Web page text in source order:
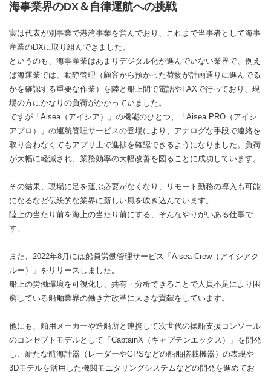
海事業界のDX＆自律運航への挑戦
実は代表が別事業で港湾事業を営んでおり、これまで当事者として海事
産業のDXに取り組んできました。
というのも、海事産業はあまりデジタル化が進んでいない業界で、例え
ば海運業では、動静管理（顧客から預かった荷物が計画通りに進んでる
かを確認する重要な作業）を陸と船上間で電話やFAXで行っており、現
場の方にかなりの負荷がかかっていました。
ですが「Aisea（アイシア）」の機能のひとつ、「Aisea PRO（アイシ
アプロ）」の運航管理サービスの登場により、アナログな手段で連絡を
取り合わなくてもアプリ上で進捗を確認できるようになりました。負荷
が大幅に軽減され、業務効率の大幅改善を図ることに成功しています。
その結果、現場に足を運ぶ必要がなくなり、リモート勤務の導入も可能
になるなど伝統的な業界に新しい風を吹き込んでいます。
陸上の当たり前を海上の当たり前にする、そんなやりがいある仕事で
す。
また、2022年8月には船員労働管理サービス「Aisea Crew（アイシアク
ルー）」をリリースしました。
船上の労働環境を可視化し、共有・分析できることで人員不足により困
窮している船舶業界の働き方改革に大きな貢献をしています。
他にも、舶用メーカーや造船所と連携して次世代の操船支援コンソール
のコンセプトモデルとして「CaptainX（キャプテンエックス）」を開発
し、新たな航海計器（レーダーやGPSなどの船舶搭載機器）の表現や
3Dモデルを活用した機関モニタリングシステムなどの開発を進めてお